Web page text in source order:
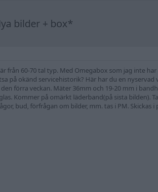
bilder + box*
från 60-70 tal typ. Med Omegabox som jag inte
på okänd servicehistorik? Här har du en nyservad
förra veckan. Mäter 36mm och 19-20 mm i
Kommer på omärkt läderband(på sista bilden).
bud, förfrågan om bilder, mm. tas i PM. Skickas